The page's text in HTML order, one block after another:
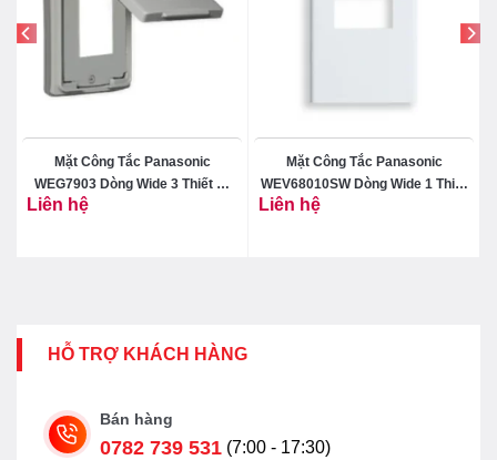
Mặt Công Tắc Panasonic
WEG7903 Dòng Wide 3 Thiết Bị
Liên hệ
Mặt Công Tắc Panasonic
WEV68010SW Dòng Wide 1 Thiết
Liên hệ
HỖ TRỢ KHÁCH HÀNG
Bán hàng
0782 739 531 (7:00 - 17:30)